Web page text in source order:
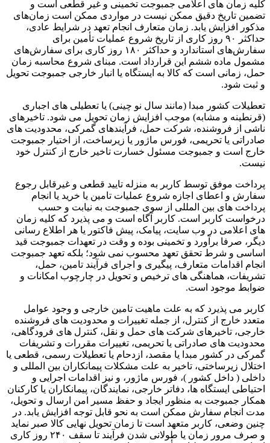
کلیه زمان های اعلامی جمبوجت تخمینی و غیر قطعی است و
تضمین تاریخ دقیق ممکن نیست در مواردی ممکن است زمان‌های
مذکور افزایش یابد. زمان متعارف انجام تعهد در شرایط عادی،
حداکثر ۹۰ روز کاری از تاریخ شروع عملیات تأمین برای
سفارش‌های استاندارد و حداکثر ۱۸۰ روز کاری برای سفارش‌های
مشمول ماده ششم این قرارداد است. مبنای شروع محاسبه زمان
حمل، زمانی است که کالا به ایستگاه یا انبار خارجی جمبوجت تحویل
و ثبت شود.
تعطیلات کشور مبدا (مانند سال نو چینی) یا تعطیلی های اجباری
(قرنطینه و مشابه) موجب افزایش زمان تحویل می شود. تاخیرهای
ناشی از فروشنده، شرکت حمل، فرآیندهای گمرکی، محدودیت های
صادراتی یا تحریمی، فورس ماژور یا زیرساخت، از اختیار جمبوجت
خارج است و جمبوجت مسئول خسارت تاخیر خارج از کنترل خود
نیست.
پرداخت موفق توسط کاربر به منزله تایید قطعی و غیرقابل رجوع
سفارش و اعطای اجازه شروع عملیات تامین یا خرید یا انجام
پرداخت های بین المللی از سوی جمبوجت به نیابت و حسب
درخواست کاربر است. کاربر آگاه است و می پذیرد که کلیه زمان
های اعلامی در وب سایت، پیامک، پیش فاکتور یا هر اطلاع رسانی
دیگر، صرفا برآورد و تخمینی بوده و وقت در تعهدات جمبوجت قید
اساسی و شرط تحقق تعهد محسوب نمی شود؛ بلکه تعهد جمبوجت
انجام اقدامات متعارف، پیگیری و اجرای فرآیند تامین، حمل،
تشریفات، هماهنگی های ترخیص و تحویل در چارچوب امکانات و
ضوابط موجود است.
کاربر می پذیرد که به علت ماهیت تامین خارجی و وجود عوامل
متعدد خارج از کنترل، از جمله تغییرات و محدودیت های فروشنده
خارجی، تاخیرهای شرکت های حمل و نقل، کنترل های فرودگاهی،
محدودیت های صادراتی یا تحریمی، تغییرات مقررات و تشریفات
گمرکی در کشور مبدا یا مقصد، ازدحام یا تعطیلات رسمی، قطعی یا
اختلال زیرساختی، تاخیر به علت مشکلات پیمانکاران بین المللی و
داخلی ( داخل کشور )، فورس ماژور، و نیز اقدامات اجرایی و
احتیاطی ایستگاه ها، دفاتر خارجی، نمایندگان، پیمانکاران یا کارکنان
همکار جمبوجت به منظور ایجاد و حفظ مسیر امن ارسال و تحویل،
مدت انجام سفارش ممکن است به نحو قابل توجه افزایش یابد. در
چنین وضعی، کاربر متعهد است تا زمان تحویل نهایی کالا صبر نماید
و صرف مرور زمان یا طولانی شدن فرآیند تا سقف ۲۴۰ روز کاری